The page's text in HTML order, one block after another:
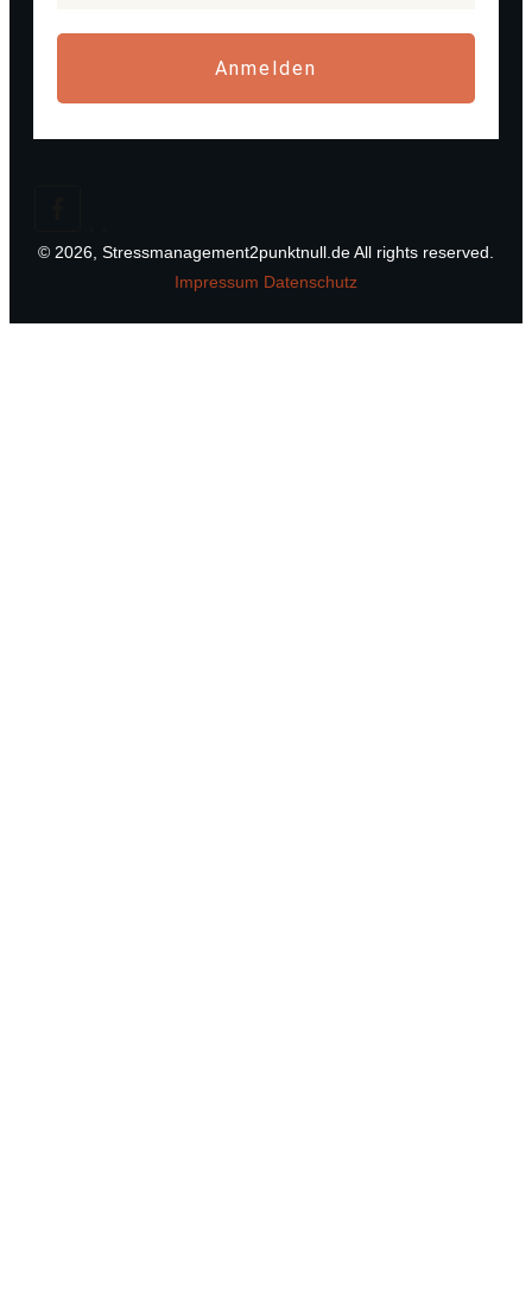
Anmelden
© 2026 Stressmanagement2punktnull.deAll rights reserved.
Impressum Datenschutz